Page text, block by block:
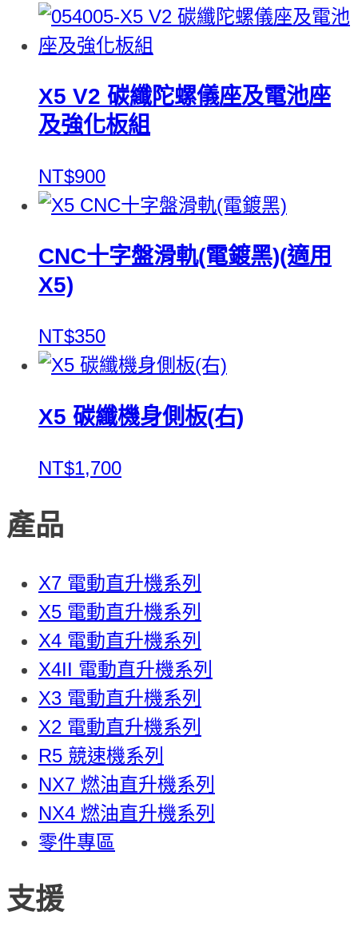
X5 V2 碳纖陀螺儀座及電池座
及強化板組
NT$900
CNC十字盤滑軌(電鍍黑)(適用
X5)
NT$350
X5 碳纖機身側板(右)
NT$1,700
產品
X7 電動直升機系列
X5 電動直升機系列
X4 電動直升機系列
X4II 電動直升機系列
X3 電動直升機系列
X2 電動直升機系列
R5 競速機系列
NX7 燃油直升機系列
NX4 燃油直升機系列
零件專區
支援